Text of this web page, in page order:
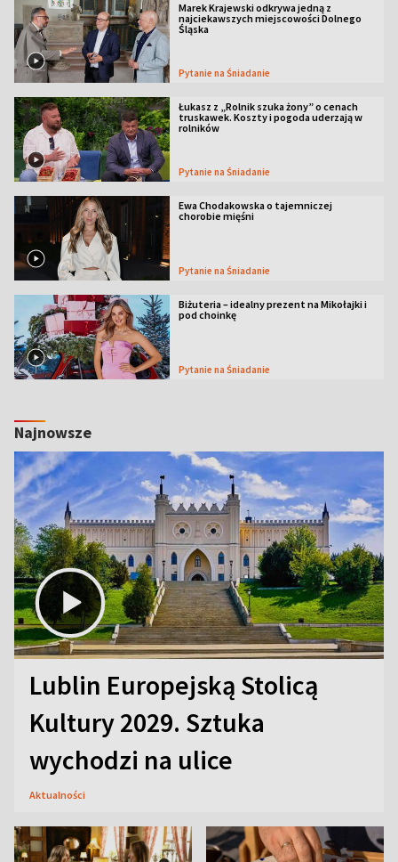
Marek Krajewski odkrywa jedną z
najciekawszych miejscowości Dolnego
Śląska
Pytanie na Śniadanie
Łukasz z „Rolnik szuka żony” o cenach
truskawek. Koszty i pogoda uderzają w
rolników
Pytanie na Śniadanie
Ewa Chodakowska o tajemniczej
chorobie mięśni
Pytanie na Śniadanie
Biżuteria – idealny prezent na Mikołajki i
pod choinkę
Pytanie na Śniadanie
Najnowsze
Lublin Europejską Stolicą
Kultury 2029. Sztuka
wychodzi na ulice
Aktualności